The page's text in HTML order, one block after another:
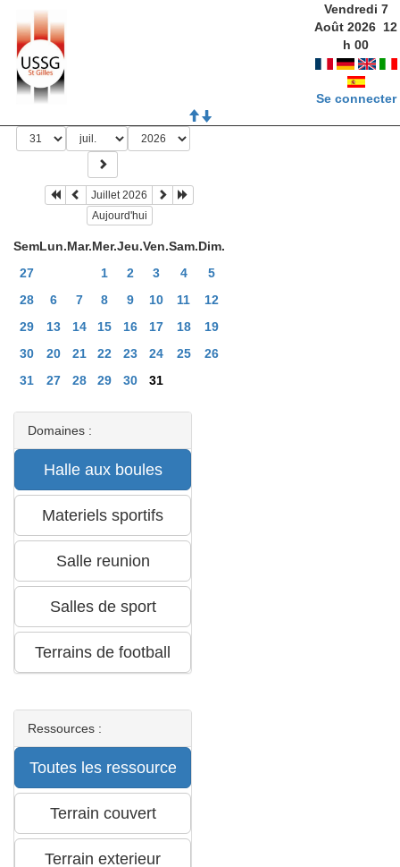
Vendredi 7
Août 2026 12
h00
Se connecter
Juillet 2026
Aujourd'hui
SemLun.Mar.Mer.Jeu.Ven.Sam.Dim.
27
1 2 3 4
5
28
6 7 8 9 10 11
12
29
13 14 15 16 17 18
19
30
20 21 22 23 24 25
26
31
27 28 29 30 31
Domaines :
Ressources :